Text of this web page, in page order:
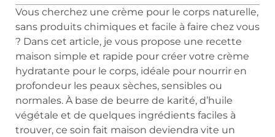
Vous cherchez une crème pour le corps naturelle,
sans produits chimiques et facile à faire chez vous
? Dans cet article, je vous propose une recette
maison simple et rapide pour créer votre crème
hydratante pour le corps, idéale pour nourrir en
profondeur les peaux sèches, sensibles ou
normales. À base de beurre de karité, d’huile
végétale et de quelques ingrédients faciles à
trouver, ce soin fait maison deviendra vite un